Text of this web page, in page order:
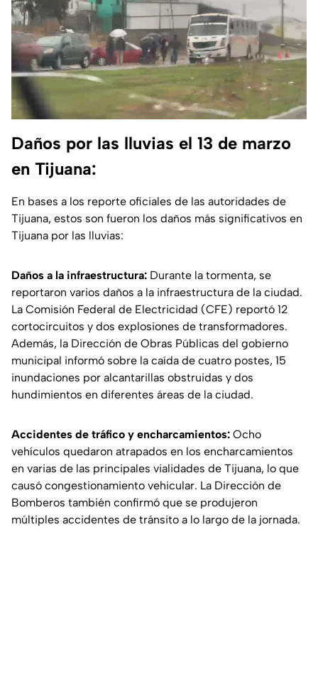
Daños por las lluvias el 13 de marzo
en Tijuana:
En bases a los reporte oficiales de las autoridades de
Tijuana, estos son fueron los daños más significativos en
Tijuana por las lluvias:
Daños a la infraestructura: Durante la tormenta, se
reportaron varios daños a la infraestructura de la ciudad.
La Comisión Federal de Electricidad (CFE) reportó 12
cortocircuitos y dos explosiones de transformadores.
Además, la Dirección de Obras Públicas del gobierno
municipal informó sobre la caída de cuatro postes, 15
inundaciones por alcantarillas obstruidas y dos
hundimientos en diferentes áreas de la ciudad.
Accidentes de tráfico y encharcamientos: Ocho
vehículos quedaron atrapados en los encharcamientos
en varias de las principales vialidades de Tijuana, lo que
causó congestionamiento vehicular. La Dirección de
Bomberos también confirmó que se produjeron
múltiples accidentes de tránsito a lo largo de la jornada.